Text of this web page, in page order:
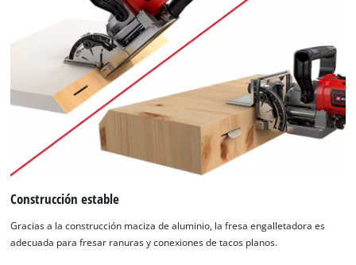
Construcción estable
Gracias a la construcción maciza de aluminio, la fresa engalletadora es
adecuada para fresar ranuras y conexiones de tacos planos.